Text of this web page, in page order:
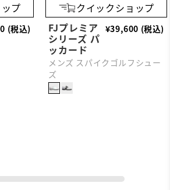
プ
(税込)
クイックショップ
FJプレミア
シリーズ パ
ッカード
メンズ スパイクゴルフシュー
ズ
¥39,600 (税込)